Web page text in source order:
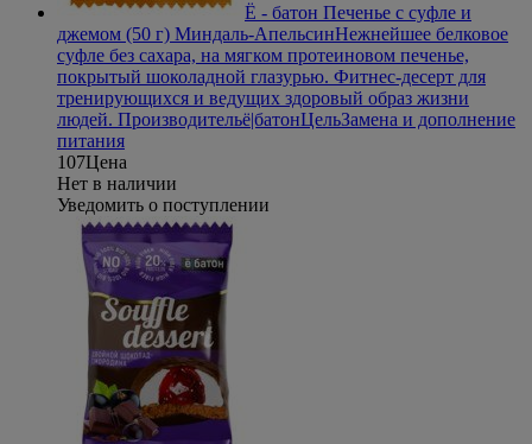
Ё - батон Печенье с суфле и
джемом (50 г) Миндаль-АпельсинНежнейшее белковое
суфле без сахара, на мягком протеиновом печенье,
покрытый шоколадной глазурью. Фитнес-десерт для
тренирующихся и ведущих здоровый образ жизни
людей. Производительё|батонЦельЗамена и дополнение
питания
107Цена
Нет в наличии
Уведомить о поступлении